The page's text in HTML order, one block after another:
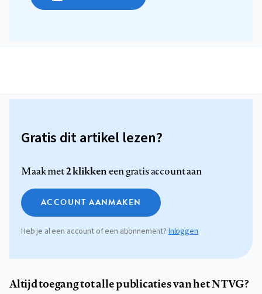
Gratis dit artikel lezen?
Maak met2 klikkeneen gratis account aan
ACCOUNT AANMAKEN
Heb je al een account of een abonnement? Inloggen
Altijd toegang tot alle publicaties van het NTVG?